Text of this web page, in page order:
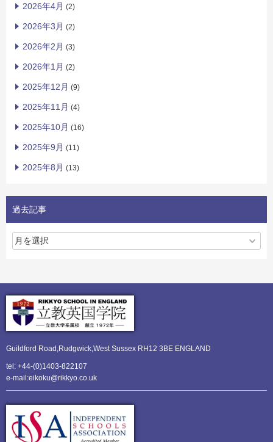
2026年4月 (2)
2026年3月 (2)
2026年2月 (3)
2026年1月 (2)
2025年12月 (9)
2025年11月 (4)
2025年10月 (16)
2025年9月 (11)
2025年8月 (13)
過去記事
Guildford Road,Rudgwick,West Sussex RH12 3BE ENGLAND
tel: +44-(0)1403-822107
e-mail:eikoku@rikkyo.co.uk